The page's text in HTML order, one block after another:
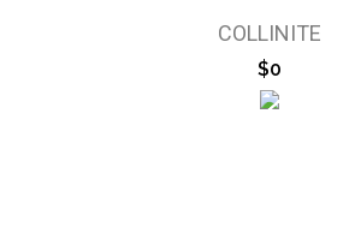
COLLINITE
$0